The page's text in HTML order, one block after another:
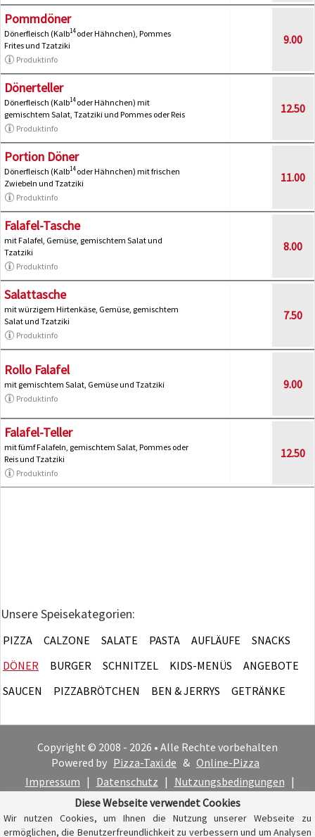
Pommdöner
Dönerfleisch (Kalb14oder Hähnchen), Pommes
Frites und Tzatziki
Produktinfo
9.00
Dönerteller
Dönerfleisch (Kalb14oder Hähnchen) mit
gemischtem Salat, Tzatziki und Pommes oder Reis
Produktinfo
12.50
Portion Döner
Dönerfleisch (Kalb14oder Hähnchen) mit frischen
Zwiebeln und Tzatziki
Produktinfo
11.00
Falafel-Tasche
mit Falafel, Gemüse, gemischtem Salat und
Tzatziki
Produktinfo
8.00
Salattasche
mit würzigem Hirtenkäse, Gemüse, gemischtem
Salat und Tzatziki
Produktinfo
7.50
Rollo Falafel
mit gemischtem Salat, Gemüse und Tzatziki
Produktinfo
9.00
Falafel-Teller
mit fümf Falafeln, gemischtem Salat, Pommes oder
Reis und Tzatziki
Produktinfo
12.50
Unsere Speisekategorien:
PIZZA CALZONE SALATE PASTA AUFLÄUFE
SNACKS
DÖNER
BURGER SCHNITZEL KIDS-MENÜS
ANGEBOTE
SAUCEN
PIZZABRÖTCHEN BEN & JERRYS GETRÄNKE
Copyright © 2008 - 2026 • Alle Rechte vorbehalten
Powered by Pizza-Taxi.de & Online-Pizza
Impressum | Datenschutz | Nutzungsbedingungen |
Cookie-Hinweis
Diese Webseite verwendet Cookies
Wir nutzen Cookies, um Ihnen die Nutzung unserer Webseite zu
ermöglichen, die Benutzerfreundlichkeit zu verbessern und um Analysen